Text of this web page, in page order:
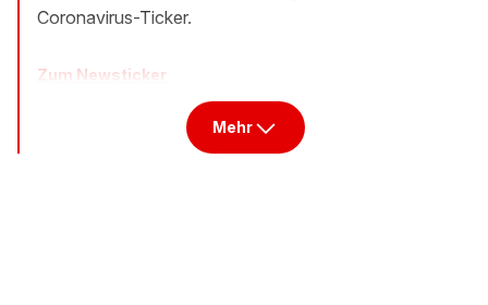
Coronavirus-Ticker.
Zum Newsticker
Mehr